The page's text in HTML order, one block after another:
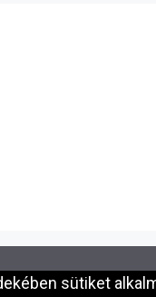
sütiket